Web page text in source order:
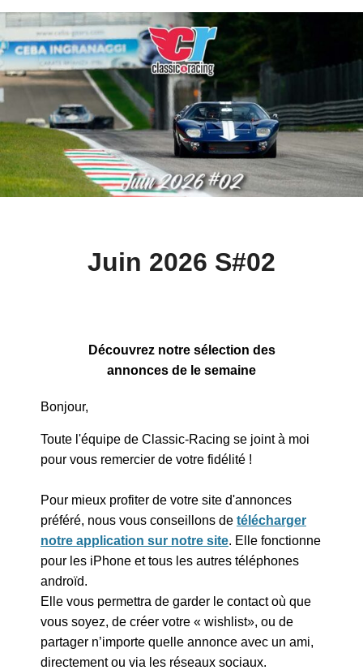
Juin 2026 S#02
Découvrez notre sélection des
annonces de le semaine
Bonjour,
Toute l'équipe de Classic-Racing se joint à moi
pour vous remercier de votre fidélité !
Pour mieux profiter de votre site d'annonces
préféré, nous vous conseillons de télécharger
notre application sur notre site. Elle fonctionne
pour les iPhone et tous les autres téléphones
androïd.
Elle vous permettra de garder le contact où que
vous soyez, de créer votre « wishlist», ou de
partager n’importe quelle annonce avec un ami,
directement ou via les réseaux sociaux.